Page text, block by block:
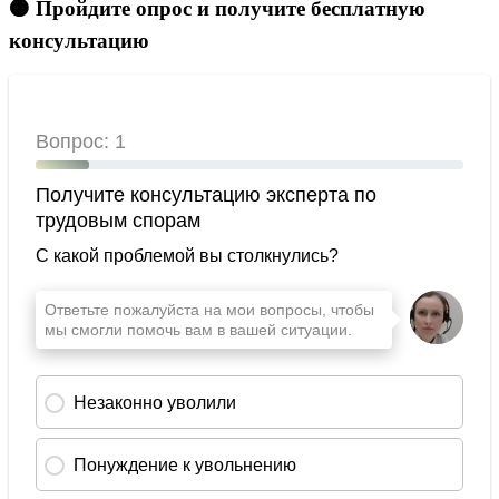
🟠 Пройдите опрос и получите бесплатную
консультацию